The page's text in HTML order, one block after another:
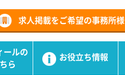
求人掲載をご希望の事務所様
ールの
ら
お役立ち情報